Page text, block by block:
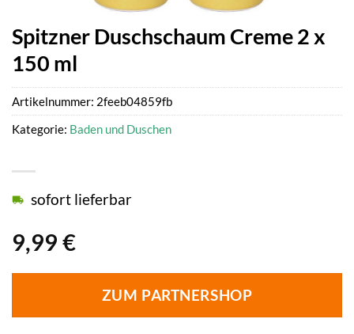
Spitzner Duschschaum Creme 2 x
150 ml
9,99 €
sofort lieferbar
ZUM PARTNERSHOP
Artikelnummer: 2feeb04859fb
Kategorie: Baden und Duschen